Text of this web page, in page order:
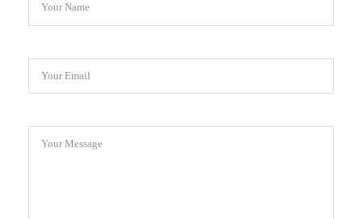
Your Name
Your Email
Your Message